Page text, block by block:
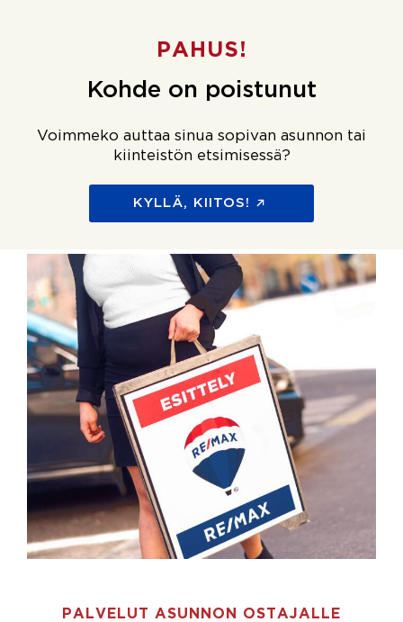
PAHUS!
Kohde on poistunut
Voimmeko auttaa sinua sopivan asunnon tai
kiinteistön etsimisessä?
KYLLÄ, KIITOS!
PALVELUT ASUNNON OSTAJALLE